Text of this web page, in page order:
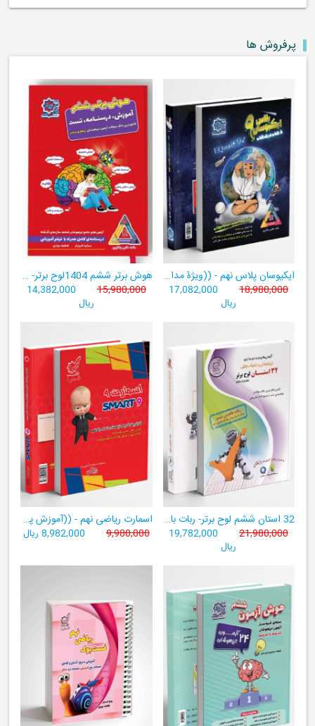
پرفروش ها
ایکیوسان پلاس نهم - ((ویژۀ مدارس نمونه دولتی، تیزهوشان و سمپاد+ فیلم‌های آموزشی+سامانۀ آزمون‌ساز رایگان))
18,980,000
17,082,000
ریال
هوش برتر ششم 1404لوح برتر- ((ویژۀ آزمون تیزهوشان پایۀ ششم+ فیلم آموزشی + سامانۀ آزمون‌ساز رایگان))
15,980,000
14,382,000
ریال
32 استان ششم لوح برتر- ربات باهوش ششم ((به همراه سامانۀ آزمون‌ساز رایگان))
21,980,000
19,782,000
ریال
اسمارت ریاضی نهم - ((آموزش پیشرفتۀ ریاضی تیزهوشان و نمونه‌دولتی نهم+ سامانۀ آزمون‌ساز آنلاین))
9,980,000 8,982,000 ریال